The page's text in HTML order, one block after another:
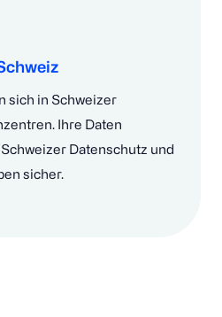
sich in Schweizer
Ihre Daten
Datenschutz und
sicher.